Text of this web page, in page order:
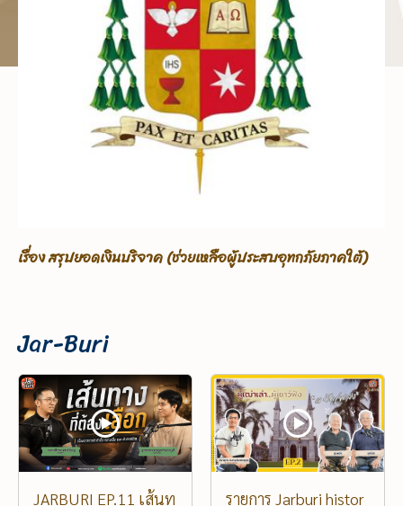
เรื่อง ขอรับบริจาคเพื่อช่วยเหลือผู้ประสบอุทกภัยภาคใต้
Jar-Buri
JARBURI EP.11 เส้นท
รายการ Jarburi histor